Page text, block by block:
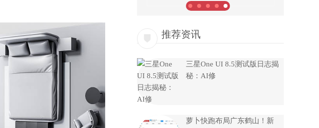
推荐资讯
三星One UI 8.5测试版日志揭
秘：AI修
萝卜快跑布局广东鹤山！新